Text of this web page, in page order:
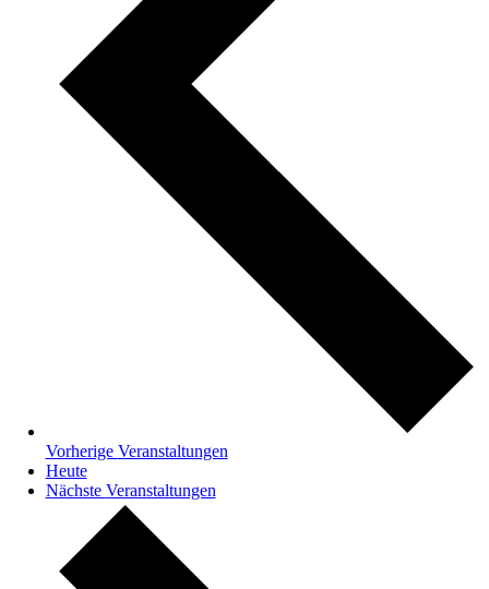
Vorherige Veranstaltungen
Heute
Nächste Veranstaltungen